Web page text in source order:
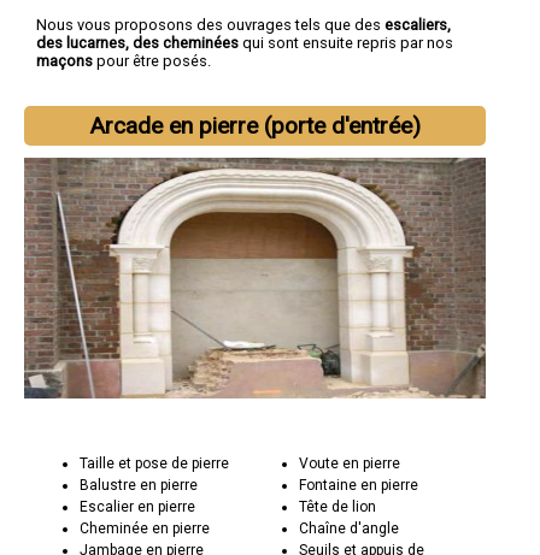
Nous vous proposons des ouvrages tels que des escaliers,
des lucarnes, des cheminées qui sont ensuite repris par nos
maçons pour être posés.
Arcade en pierre (porte d'entrée)
Taille et pose de pierre
Balustre en pierre
Escalier en pierre
Cheminée en pierre
Jambage en pierre
Voute en pierre
Fontaine en pierre
Tête de lion
Chaîne d'angle
Seuils et appuis de